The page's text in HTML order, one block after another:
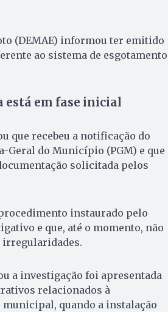
(DEMAE) informou ter emitido
ao sistema de esgotamento
está em fase inicial
que recebeu a notificação do
do Município (PGM) e que
solicitada pelos
instaurado pelo
e que, até o momento, não
irregularidades.
a investigação foi apresentada
relacionados à
municipal, quando a instalação